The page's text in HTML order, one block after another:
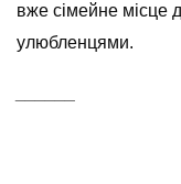
вже сімейне місце
улюбленцями.